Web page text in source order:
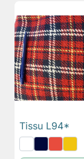
Tissu L94*